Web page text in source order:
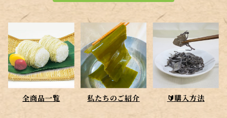
全商品一覧 私たちのご紹介 🔰購入方法